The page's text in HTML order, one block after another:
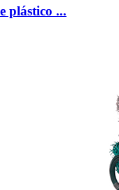
plástico ...